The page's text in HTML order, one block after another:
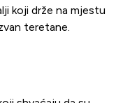
koji drže na mjestu
teretane.